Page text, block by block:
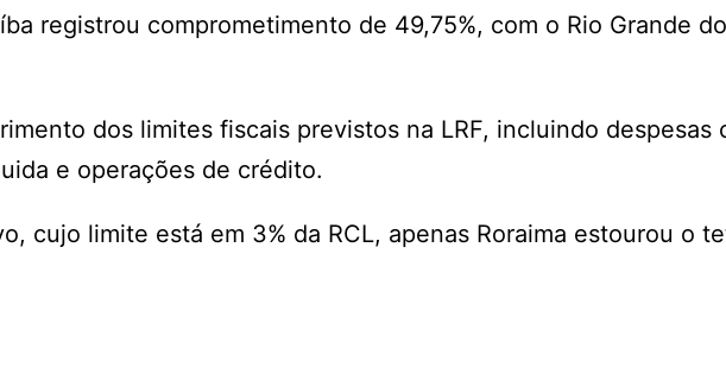
registrou comprometimento de 49,75%, com o Rio Grande
dos limites fiscais previstos na LRF, incluindo despesas
e operações de crédito.
cujo limite está em 3% da RCL, apenas Roraima estourou o